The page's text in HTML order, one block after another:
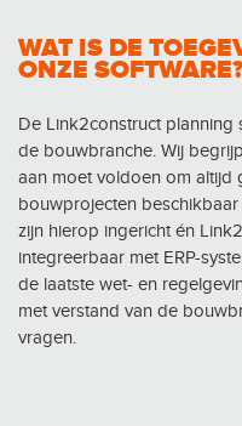
WAT IS DE
ONZE SOFTWARE?
De Link2construct
de bouwbranche. Wij
aan moet voldoen om altijd
bouwprojecten
zijn hierop ingericht én
integreerbaar met ERP-
de laatste wet- en
met verstand van de
vragen.